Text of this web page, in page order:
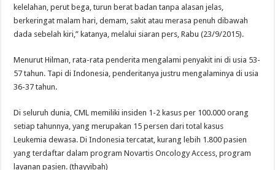
kelelahan, perut bega, turun berat badan tanpa alasan jelas,
berkeringat malam hari, demam, sakit atau merasa penuh dibawah
dada sebelah kiri,” katanya, melalui siaran pers, Rabu (23/9/2015).
Menurut Hilman, rata-rata penderita mengalami penyakit ini di usia 53-
57 tahun. Tapi di Indonesia, penderitanya justru mengalaminya di usia
36-37 tahun.
Di seluruh dunia, CML memiliki insiden 1-2 kasus per 100.000 orang
setiap tahunnya, yang merupakan 15 persen dari total kasus
Leukemia dewasa. Di Indonesia tercatat, kurang lebih 1.800 pasien
yang terdaftar dalam program Novartis Oncology Access, program
layanan pasien. (thayyibah)